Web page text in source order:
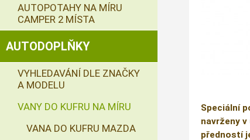
Speciální
navrženy
předností
AUTOPOTAHY NA MÍRU
CAMPER 2 MÍSTA
AUTODOPLŇKY
VYHLEDAVÁNÍ DLE ZNAČKY
A MODELU
VANY DO KUFRU NA MÍRU
VANA DO KUFRU MAZDA